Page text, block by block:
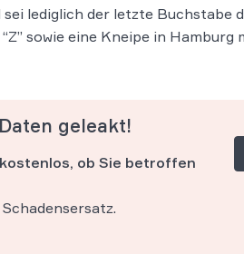
lediglich der letzte Buchstabe
sowie eine Kneipe in Hamburg
geleakt!
ob Sie betroffen